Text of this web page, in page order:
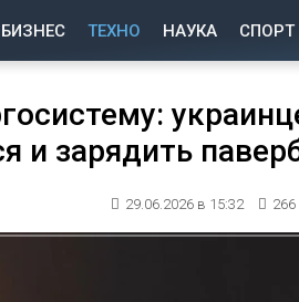
БИЗНЕС ТЕХНО НАУКА СПОРТ
и зарядить
29.06.2026 в 15:32 266